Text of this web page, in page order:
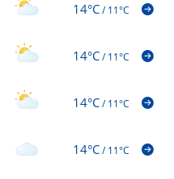
14°C/11°C
14°C/11°C
14°C/11°C
14°C/11°C